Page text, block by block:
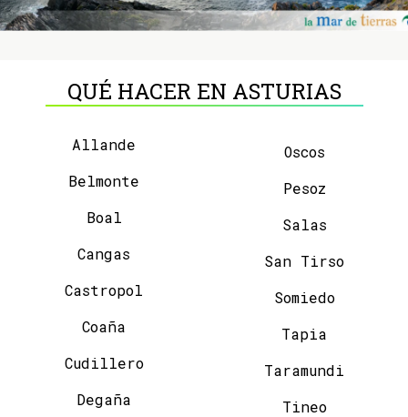
QUÉ HACER EN ASTURIAS
Allande
Belmonte
Boal
Cangas
Castropol
Coaña
Cudillero
Degaña
Oscos
Pesoz
Salas
San Tirso
Somiedo
Tapia
Taramundi
Tineo